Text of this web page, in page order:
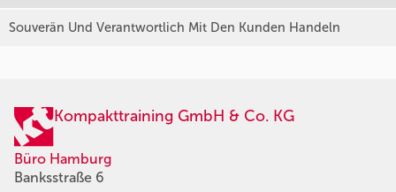
Souverän Und Verantwortlich Mit Den Kunden Handeln
Kompakttraining GmbH & Co. KG
Büro Hamburg
Banksstraße 6